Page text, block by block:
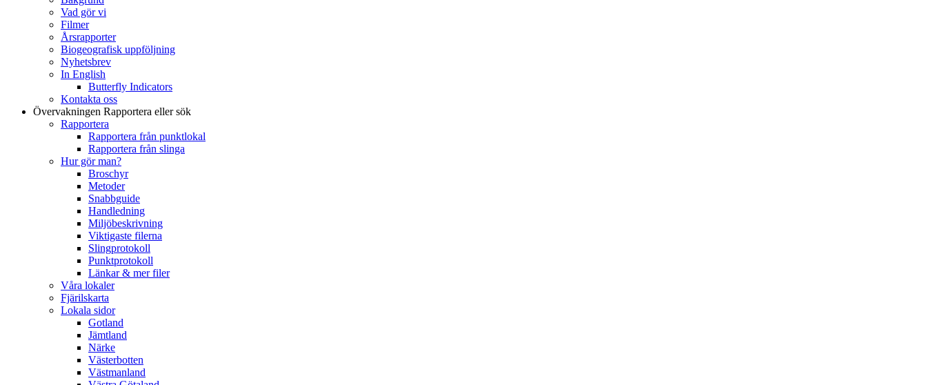
Vad gör vi
Filmer
Årsrapporter
Biogeografisk uppföljning
Nyhetsbrev
In English
Butterfly Indicators
Kontakta oss
Övervakningen Rapportera eller sök
Rapportera
Rapportera från punktlokal
Rapportera från slinga
Hur gör man?
Broschyr
Metoder
Snabbguide
Handledning
Miljöbeskrivning
Viktigaste filerna
Slingprotokoll
Punktprotokoll
Länkar & mer filer
Våra lokaler
Fjärilskarta
Lokala sidor
Gotland
Jämtland
Närke
Västerbotten
Västmanland